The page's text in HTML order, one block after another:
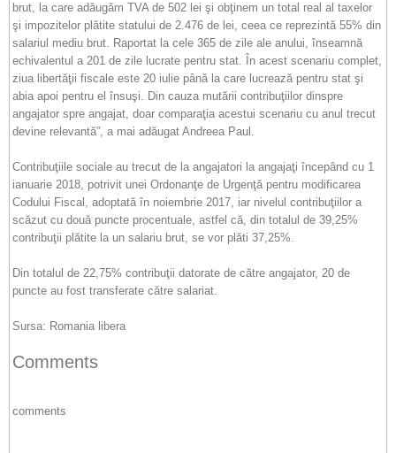
brut, la care adăugăm TVA de 502 lei şi obţinem un total real al taxelor
şi impozitelor plătite statului de 2.476 de lei, ceea ce reprezintă 55% din
salariul mediu brut. Raportat la cele 365 de zile ale anului, înseamnă
echivalentul a 201 de zile lucrate pentru stat. În acest scenariu complet,
ziua libertăţii fiscale este 20 iulie până la care lucrează pentru stat şi
abia apoi pentru el însuşi. Din cauza mutării contribuţiilor dinspre
angajator spre angajat, doar comparaţia acestui scenariu cu anul trecut
devine relevantă”, a mai adăugat Andreea Paul.
Contribuţiile sociale au trecut de la angajatori la angajaţi începând cu 1
ianuarie 2018, potrivit unei Ordonanţe de Urgenţă pentru modificarea
Codului Fiscal, adoptată în noiembrie 2017, iar nivelul contribuţiilor a
scăzut cu două puncte procentuale, astfel că, din totalul de 39,25%
contribuţii plătite la un salariu brut, se vor plăti 37,25%.
Din totalul de 22,75% contribuţii datorate de către angajator, 20 de
puncte au fost transferate către salariat.
Sursa: Romania libera
Comments
comments